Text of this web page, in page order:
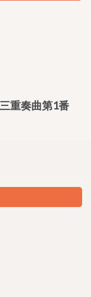
三重奏曲第1番